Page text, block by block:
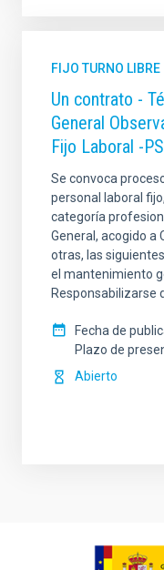
FIJO TURNO LIBRE
Un contrato -
General
Fijo Laboral -
Se convoca
personal laboral
categoría
General, acogido a
otras, las
el mantenimiento
Responsabilizarse
Fecha de
Plazo de
Abierto